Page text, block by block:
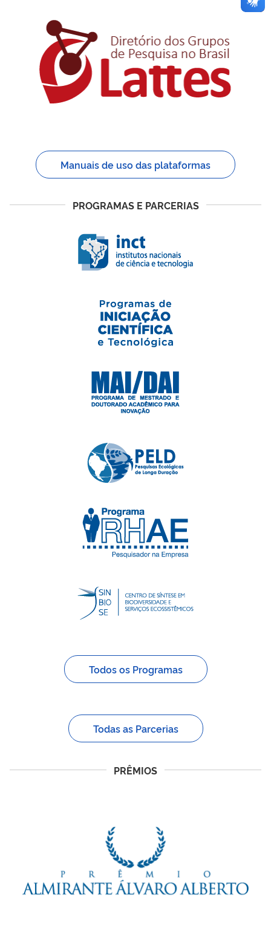
Manuais de uso das plataformas
PROGRAMAS E PARCERIAS
Todos os Programas
Todas as Parcerias
PRÊMIOS